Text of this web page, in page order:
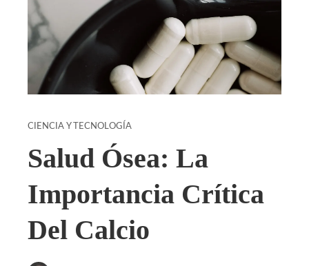
CIENCIA Y TECNOLOGÍA
Salud Ósea: La
Importancia Crítica
Del Calcio